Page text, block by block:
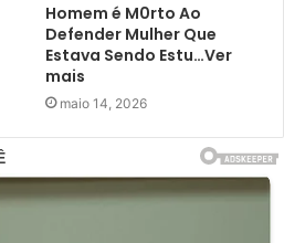
Homem é M0rto Ao
Defender Mulher Que
Estava Sendo Estu…Ver
mais
maio 14, 2026